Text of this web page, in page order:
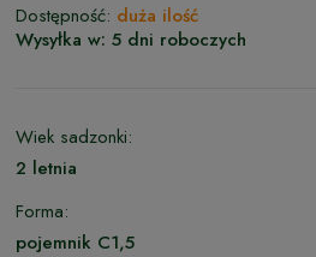
Dostępność: duża ilość
Wysyłka w: 5 dni roboczych
Wiek sadzonki:
2 letnia
Forma:
pojemnik C1,5